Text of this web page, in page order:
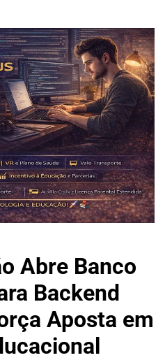
Abre Banco
Backend
Aposta em